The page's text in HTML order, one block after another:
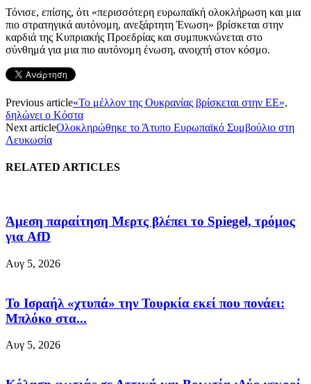
Τόνισε, επίσης, ότι «περισσότερη ευρωπαϊκή ολοκλήρωση και μια
πιο στρατηγικά αυτόνομη, ανεξάρτητη Ένωση» βρίσκεται στην
καρδιά της Κυπριακής Προεδρίας και συμπυκνώνεται στο
σύνθημά για μια πιο αυτόνομη ένωση, ανοιχτή στον κόσμο.
Previous article«Το μέλλον της Ουκρανίας βρίσκεται στην ΕΕ»,
δηλώνει ο Κόστα
Next articleΟλοκληρώθηκε το Άτυπο Ευρωπαϊκό Συμβούλιο στη
Λευκωσία
RELATED ARTICLES
Άμεση παραίτηση Mερτς βλέπει το Spiegel, τρόμος
για AfD
Αυγ 5, 2026
Το Ισραήλ «χτυπά» την Τουρκία εκεί που πονάει:
Μπλόκο στα...
Αυγ 5, 2026